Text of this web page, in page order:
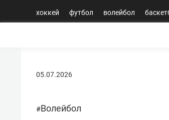
хоккей футбол волейбол
05.07.2026
#Волейбол